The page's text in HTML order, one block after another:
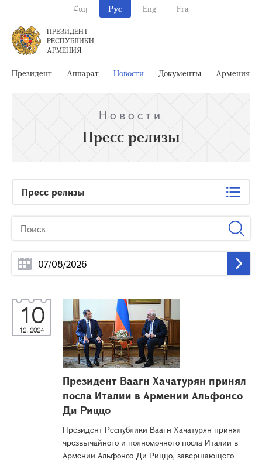
Հայ Рус Eng Fra
ПРЕЗИДЕНТ
РЕСПУБЛИКИ
АРМЕНИЯ
Президент Аппарат Новости Документы Армения
Новости
Пресс релизы
Пресс релизы
10
12, 2024
Президент Ваагн Хачатурян принял
посла Италии в Армении Альфонсо
Ди Риццо
Президент Республики Ваагн Хачатурян принял
чрезвычайного и полномочного посла Италии в
Армении Альфонсо Ди Риццо, завершающего